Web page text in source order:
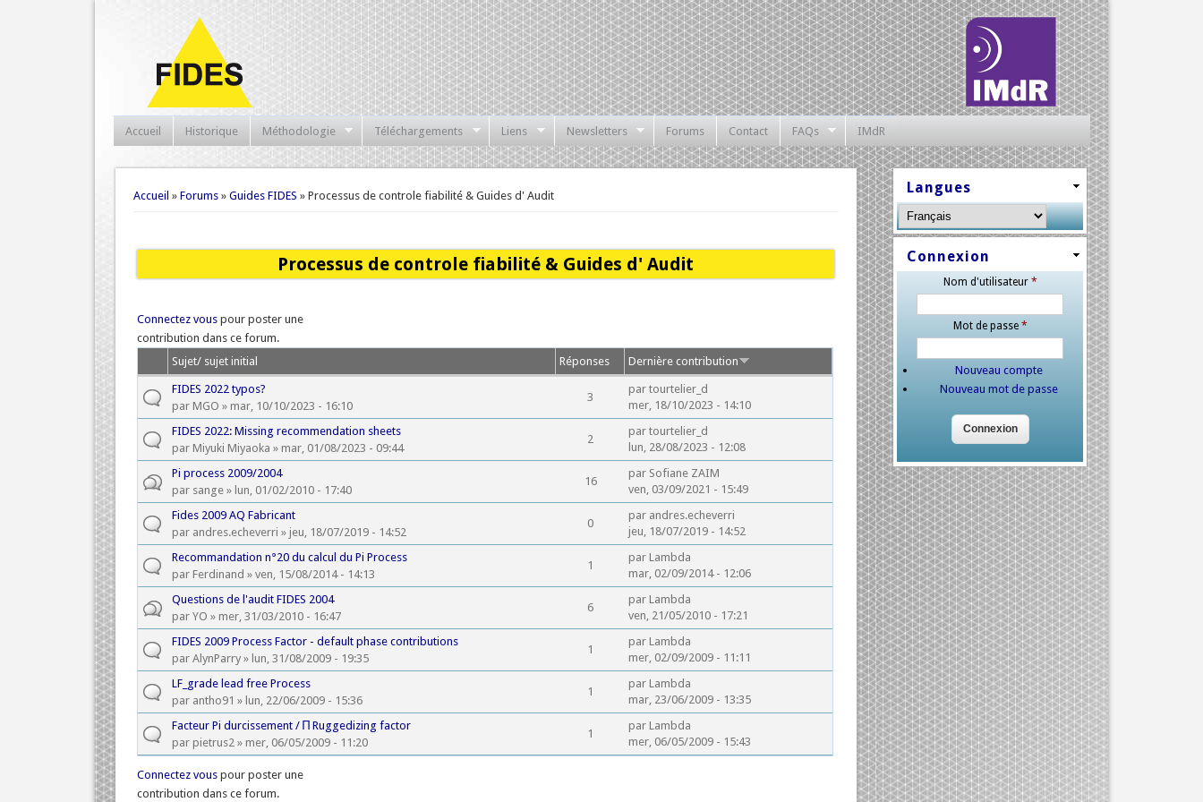
Accueil Historique Méthodologie Téléchargements Liens Newsletters Forums Contact FAQs IMdR
Vous êtes ici
Accueil » Forums» Guides FIDES » Processus de controle fiabilité & Guides d' Audit
Processus de controle fiabilité & Guides d' Audit
Connectez vous pour poster une
contribution dans ce forum.
Sujet/ sujet initial
Réponses Dernière contribution
FIDES 2022 typos?
parMGO » mar, 10/10/2023 - 16:10
3
partourtelier_d
mer, 18/10/2023 - 14:10
FIDES 2022: Missing recommendation sheets
parMiyuki Miyaoka » mar, 01/08/2023 - 09:44
2
partourtelier_d
lun, 28/08/2023 - 12:08
Pi process 2009/2004
par sange » lun, 01/02/2010 - 17:40
16
par Sofiane ZAIM
ven, 03/09/2021 - 15:49
Fides 2009 AQ Fabricant
par andres.echeverri » jeu, 18/07/2019 - 14:52
0
par andres.echeverri
jeu, 18/07/2019 - 14:52
Recommandation n°20 du calcul du Pi Process
parFerdinand » ven, 15/08/2014 - 14:13
1
parLambda
mar, 02/09/2014 - 12:06
Questions de l'audit FIDES 2004
parYO » mer, 31/03/2010 - 16:47
6
parLambda
ven, 21/05/2010 - 17:21
FIDES 2009 Process Factor - default phase contributions
parAlynParry » lun, 31/08/2009 - 19:35
1
parLambda
mer, 02/09/2009 - 11:11
LF_grade lead free Process
par antho91 » lun, 22/06/2009 - 15:36
1
parLambda
mar, 23/06/2009 - 13:35
Facteur Pi durcissement / Π Ruggedizing factor
parpietrus2 » mer, 06/05/2009 - 11:20
1
parLambda
mer, 06/05/2009 - 15:43
Connectez vous pour poster une
contribution dans ce forum.
Langues
Connexion
Nom d'utilisateur *
Mot de passe *
Nouveau compte
Nouveau mot de passe